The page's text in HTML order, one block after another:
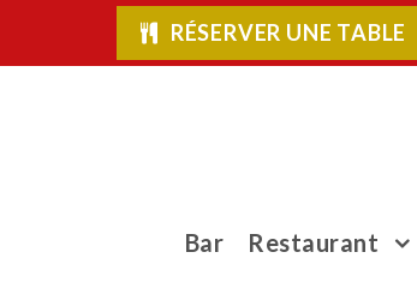
RÉSERVER UNE TABLE
Bar Restaurant